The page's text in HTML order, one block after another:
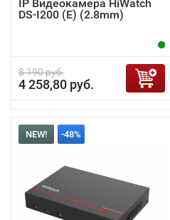
IP Видеокамера HiWatch
DS-I200 (E) (2.8mm)
8 190 руб.
4 258,80 руб.
NEW! -48%